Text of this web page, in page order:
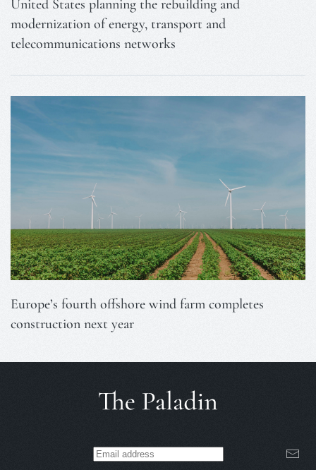
United States planning the rebuilding and
modernization of energy, transport and
telecommunications networks
Europe’s fourth offshore wind farm completes
construction next year